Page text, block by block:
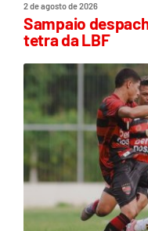
2 de agosto de 2026
Sampaio
tetra da LBF